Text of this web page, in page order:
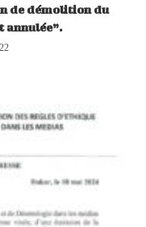
de démolition du
annulée”.